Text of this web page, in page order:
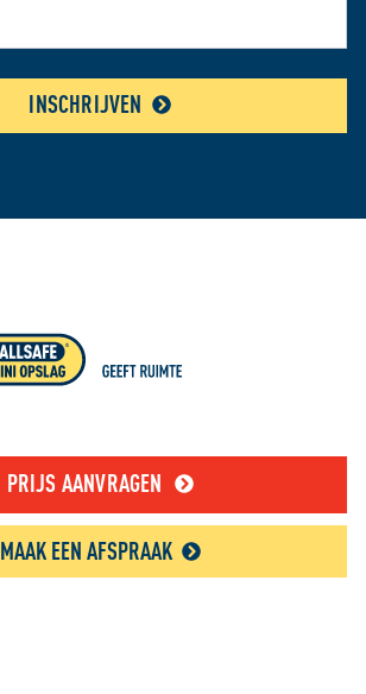
INSCHRIJVEN
PRIJS AANVRAGEN
MAAK EEN AFSPRAAK